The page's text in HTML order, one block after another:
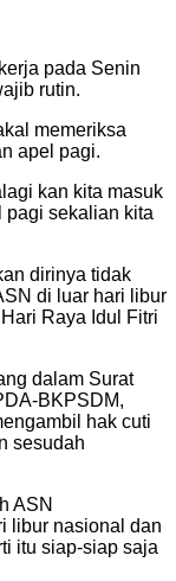
pada Senin
rutin.
memeriksa
apel pagi.
kan kita masuk
pagi sekalian kita
dirinya tidak
di luar hari libur
Raya Idul Fitri
dalam Surat
BKPSDM,
hak cuti
sesudah
ASN
libur nasional dan
itu siap-siap saja